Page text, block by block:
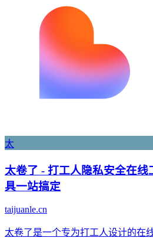
太
太卷了 - 打工人隐私安全在线
具一站搞定
taijuanle.cn
太卷了是一个专为打工人设计的在